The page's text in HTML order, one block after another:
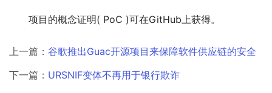
项目的概念证明( PoC )可在GitHub上获得。
上一篇： 谷歌推出Guac开源项目来保障软件供应链的安全
下一篇： URSNIF变体不再用于银行欺诈